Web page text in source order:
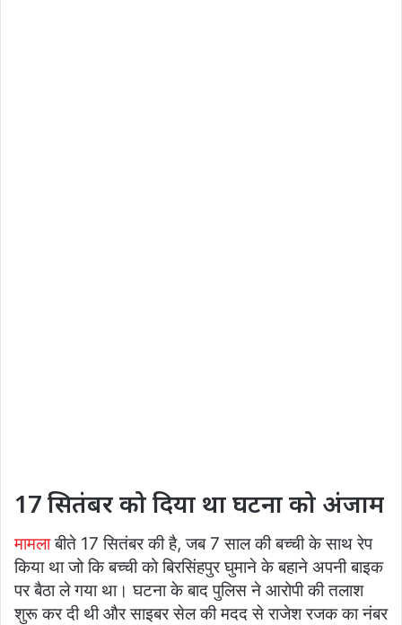
17 सितंबर को दिया था घटना को अंजाम
मामलाबीते 17 सितंबर की है, जब 7 साल की बच्ची के साथ रेप
किया था जो कि बच्ची को बिरसिंहपुर घुमाने के बहाने अपनी बाइक
पर बैठा ले गया था। घटना के बाद पुलिस ने आरोपी की तलाश
शुरू कर दी थी और साइबर सेल की मदद से राजेश रजक का नंबर